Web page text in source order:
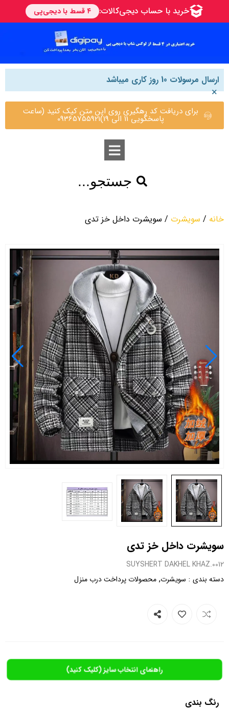
ارسال مرسولات 10 روز کاری میباشد
×
برای دریافت کد رهگیری روی این متن کیک کنید (ساعت
پاسخگویی 11 الی 19)09365755921
جستجو...
خانه / سویشرت / سویشرت داخل خز تدی
سویشرت داخل خز تدی
0012.SUYSHERT DAKHEL KHAZ
دسته بندی : سویشرت, محصولات پرداخت درب منزل
راهنمای انتخاب سایز (کلیک کنید)
رنگ بندی